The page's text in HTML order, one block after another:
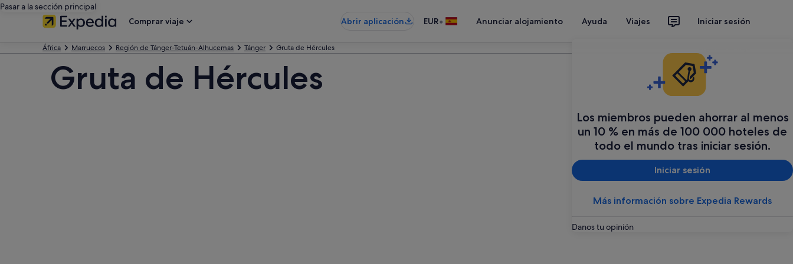
Pasar a la sección principal
Comprar viaje
Abrir aplicación EUR• Anunciar alojamiento Ayuda Viajes Iniciar sesión
Los miembros pueden ahorrar al menos
un 10 % en más de 100 000 hoteles de
todo el mundo tras iniciar sesión.
Iniciar sesión
Más información sobre Expedia Rewards
Danos tu opinión
África Marruecos Región de Tánger-Tetuán-Alhucemas Tánger Gruta de Hércules
Gruta de Hércules